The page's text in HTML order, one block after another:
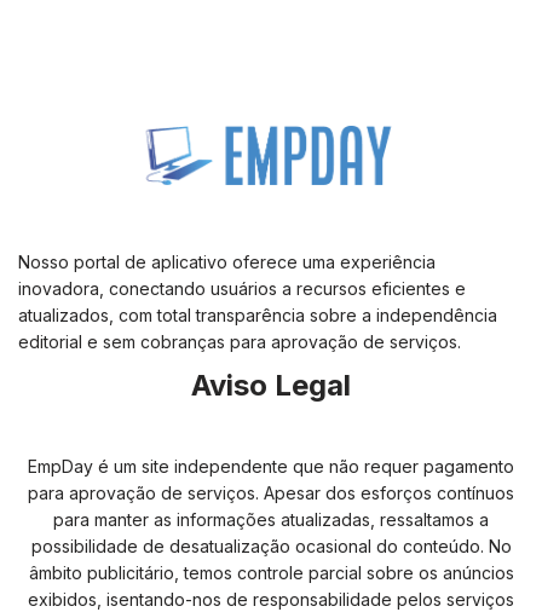
Nosso portal de aplicativo oferece uma experiência
inovadora, conectando usuários a recursos eficientes e
atualizados, com total transparência sobre a independência
editorial e sem cobranças para aprovação de serviços.
Aviso Legal
EmpDay é um site independente que não requer pagamento
para aprovação de serviços. Apesar dos esforços contínuos
para manter as informações atualizadas, ressaltamos a
possibilidade de desatualização ocasional do conteúdo. No
âmbito publicitário, temos controle parcial sobre os anúncios
exibidos, isentando-nos de responsabilidade pelos serviços